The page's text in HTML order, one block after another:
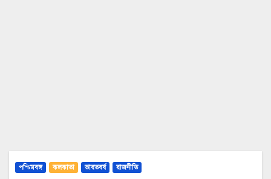
পশ্চিমবঙ্গ কলকাতা ভারতবর্ষ রাজনীতি